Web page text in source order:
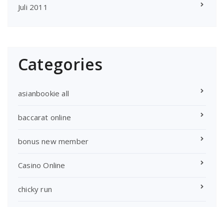
Juli 2011
Categories
asianbookie all
baccarat online
bonus new member
Casino Online
chicky run